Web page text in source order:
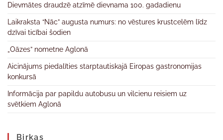
Dievmātes draudzē atzīmē dievnama 100. gadadienu
Laikraksta “Nāc” augusta numurs: no vēstures krustcelēm līdz
dzīvai ticībai šodien
„Oāzes” nometne Aglonā
Aicinājums piedalīties starptautiskajā Eiropas gastronomijas
konkursā
Informācija par papildu autobusu un vilcienu reisiem uz
svētkiem Aglonā
Birkas